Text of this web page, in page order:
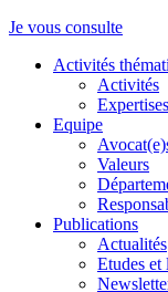
Je vous consulte
Activités
Activités
Expertises
Equipe
Valeurs
Publications
Actualités
Etudes et